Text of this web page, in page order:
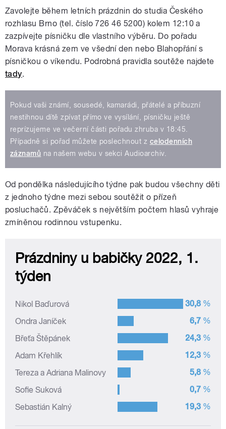
Zavolejte během letních prázdnin do studia Českého
rozhlasu Brno (tel. číslo 726 46 5200) kolem 12:10 a
zazpívejte písničku dle vlastního výběru. Do pořadu
Morava krásná zem ve všední den nebo Blahopřání s
písničkou o víkendu. Podrobná pravidla soutěže najdete
tady.
Pokud vaši známí, sousedé, kamarádi, přátelé a příbuzní
nestihnou dítě zpívat přímo ve vysílání, písničku ještě
reprízujeme ve večerní části pořadu zhruba v 18:45.
Případně si pořad můžete poslechnout z celodenních
záznamů na našem webu v sekci Audioarchiv.
Od pondělka následujícího týdne pak budou všechny děti
z jednoho týdne mezi sebou soutěžit o přízeň
posluchačů. Zpěváček s největším počtem hlasů vyhraje
zmíněnou rodinnou vstupenku.